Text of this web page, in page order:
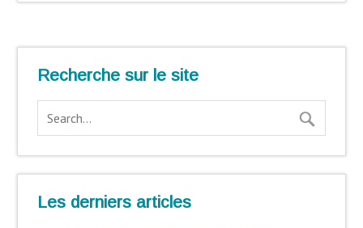
Recherche sur le site
Les derniers articles